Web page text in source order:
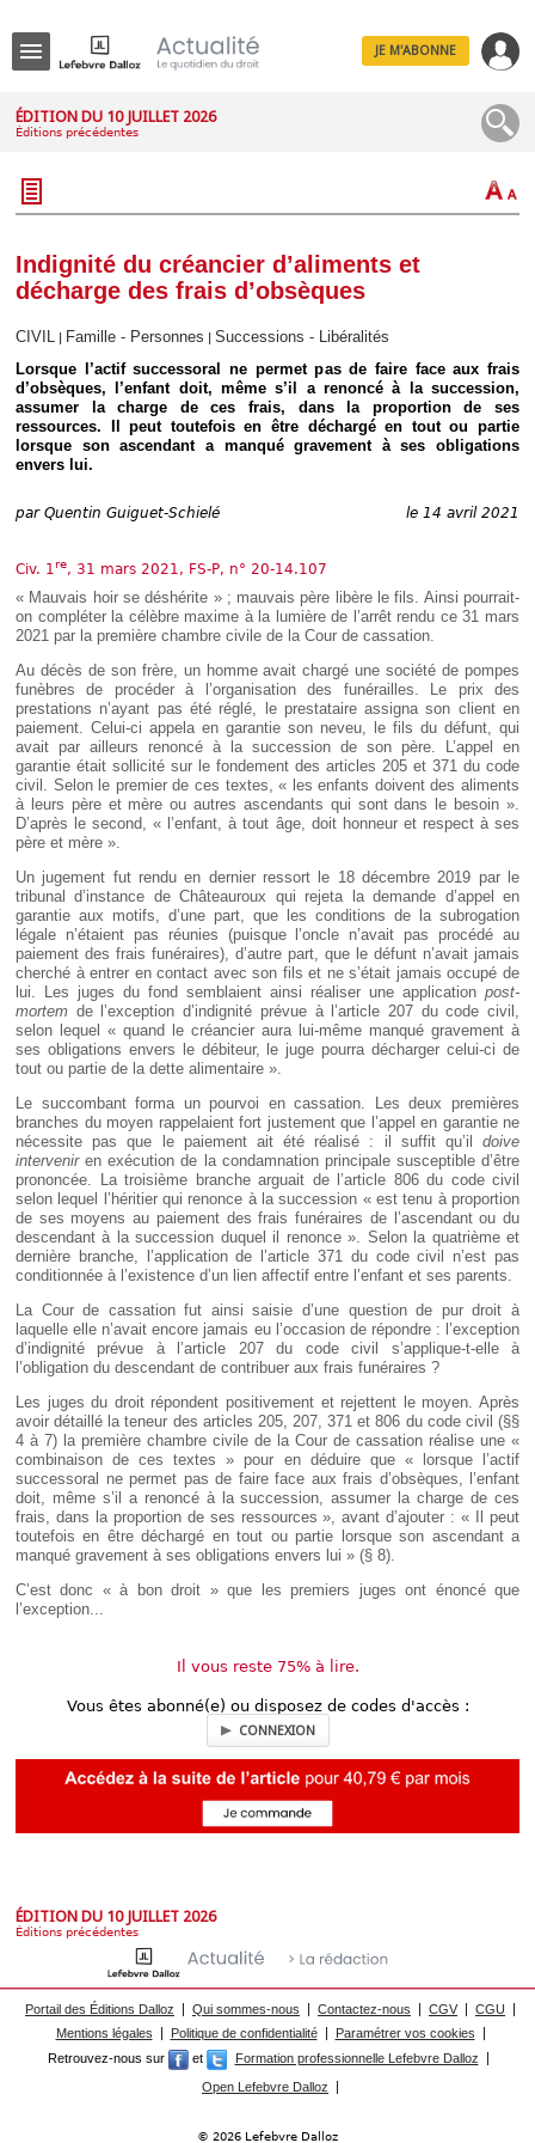
JE M'ABONNE
ÉDITION DU 10 JUILLET 2026
Éditions précédentes
Indignité du créancier d’aliments et
décharge des frais d’obsèques
CIVIL Famille - Personnes
Successions - Libéralités
Lorsque l’actif successoral ne permet pas de faire face aux frais
d’obsèques, l’enfant doit, même s’il a renoncé à la succession,
assumer la charge de ces frais, dans la proportion de ses
ressources. Il peut toutefois en être déchargé en tout ou partie
lorsque son ascendant a manqué gravement à ses obligations
envers lui.
par Quentin Guiguet-Schielé le 14 avril 2021
Civ. 1 re, 31 mars 2021, FS-P, n° 20-14.107
« Mauvais hoir se déshérite » ; mauvais père libère le fils. Ainsi pourrait-
on compléter la célèbre maxime à la lumière de l’arrêt rendu ce 31 mars
2021 par la première chambre civile de la Cour de cassation.
Au décès de son frère, un homme avait chargé une société de pompes
funèbres de procéder à l’organisation des funérailles. Le prix des
prestations n’ayant pas été réglé, le prestataire assigna son client en
paiement. Celui-ci appela en garantie son neveu, le fils du défunt, qui
avait par ailleurs renoncé à la succession de son père. L’appel en
garantie était sollicité sur le fondement des articles 205 et 371 du code
civil. Selon le premier de ces textes, « les enfants doivent des aliments
à leurs père et mère ou autres ascendants qui sont dans le besoin ».
D’après le second, « l’enfant, à tout âge, doit honneur et respect à ses
père et mère ».
Un jugement fut rendu en dernier ressort le 18 décembre 2019 par le
tribunal d’instance de Châteauroux qui rejeta la demande d’appel en
garantie aux motifs, d’une part, que les conditions de la subrogation
légale n’étaient pas réunies (puisque l’oncle n’avait pas procédé au
paiement des frais funéraires), d’autre part, que le défunt n’avait jamais
cherché à entrer en contact avec son fils et ne s’était jamais occupé de
lui. Les juges du fond semblaient ainsi réaliser une application post-
mortem de l’exception d’indignité prévue à l’article 207 du code civil,
selon lequel « quand le créancier aura lui-même manqué gravement à
ses obligations envers le débiteur, le juge pourra décharger celui-ci de
tout ou partie de la dette alimentaire ».
Le succombant forma un pourvoi en cassation. Les deux premières
branches du moyen rappelaient fort justement que l’appel en garantie ne
nécessite pas que le paiement ait été réalisé : il suffit qu’il doive
interveniren exécution de la condamnation principale susceptible d’être
prononcée. La troisième branche arguait de l’article 806 du code civil
selon lequel l’héritier qui renonce à la succession « est tenu à proportion
de ses moyens au paiement des frais funéraires de l’ascendant ou du
descendant à la succession duquel il renonce ». Selon la quatrième et
dernière branche, l’application de l’article 371 du code civil n’est pas
conditionnée à l’existence d’un lien affectif entre l’enfant et ses parents.
La Cour de cassation fut ainsi saisie d’une question de pur droit à
laquelle elle n’avait encore jamais eu l’occasion de répondre : l’exception
d’indignité prévue à l’article 207 du code civil s’applique-t-elle à
l’obligation du descendant de contribuer aux frais funéraires ?
Les juges du droit répondent positivement et rejettent le moyen. Après
avoir détaillé la teneur des articles 205, 207, 371 et 806 du code civil (§§
4 à 7) la première chambre civile de la Cour de cassation réalise une «
combinaison de ces textes » pour en déduire que « lorsque l’actif
successoral ne permet pas de faire face aux frais d’obsèques, l’enfant
doit, même s’il a renoncé à la succession, assumer la charge de ces
frais, dans la proportion de ses ressources », avant d’ajouter : « Il peut
toutefois en être déchargé en tout ou partie lorsque son ascendant a
manqué gravement à ses obligations envers lui » (§ 8).
C’est donc « à bon droit » que les premiers juges ont énoncé que
l’exception...
Il vous reste 75% à lire.
Vous êtes abonné(e) ou disposez de codes d'accès :
CONNEXION
ÉDITION DU 10 JUILLET 2026
Éditions précédentes
Portail des Éditions Dalloz Qui sommes-nous Contactez-nous CGV
CGU
Mentions légales
Politique de confidentialité
Paramétrer vos cookies
Retrouvez-nous sur
et
Formation professionnelle Lefebvre Dalloz
Open Lefebvre Dalloz
© 2026 Lefebvre Dalloz